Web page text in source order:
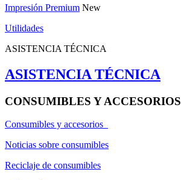
Impresión Premium New
Utilidades
ASISTENCIA TÉCNICA
ASISTENCIA TÉCNICA
CONSUMIBLES Y ACCESORIOS
Consumibles y accesorios
Noticias sobre consumibles
Reciclaje de consumibles